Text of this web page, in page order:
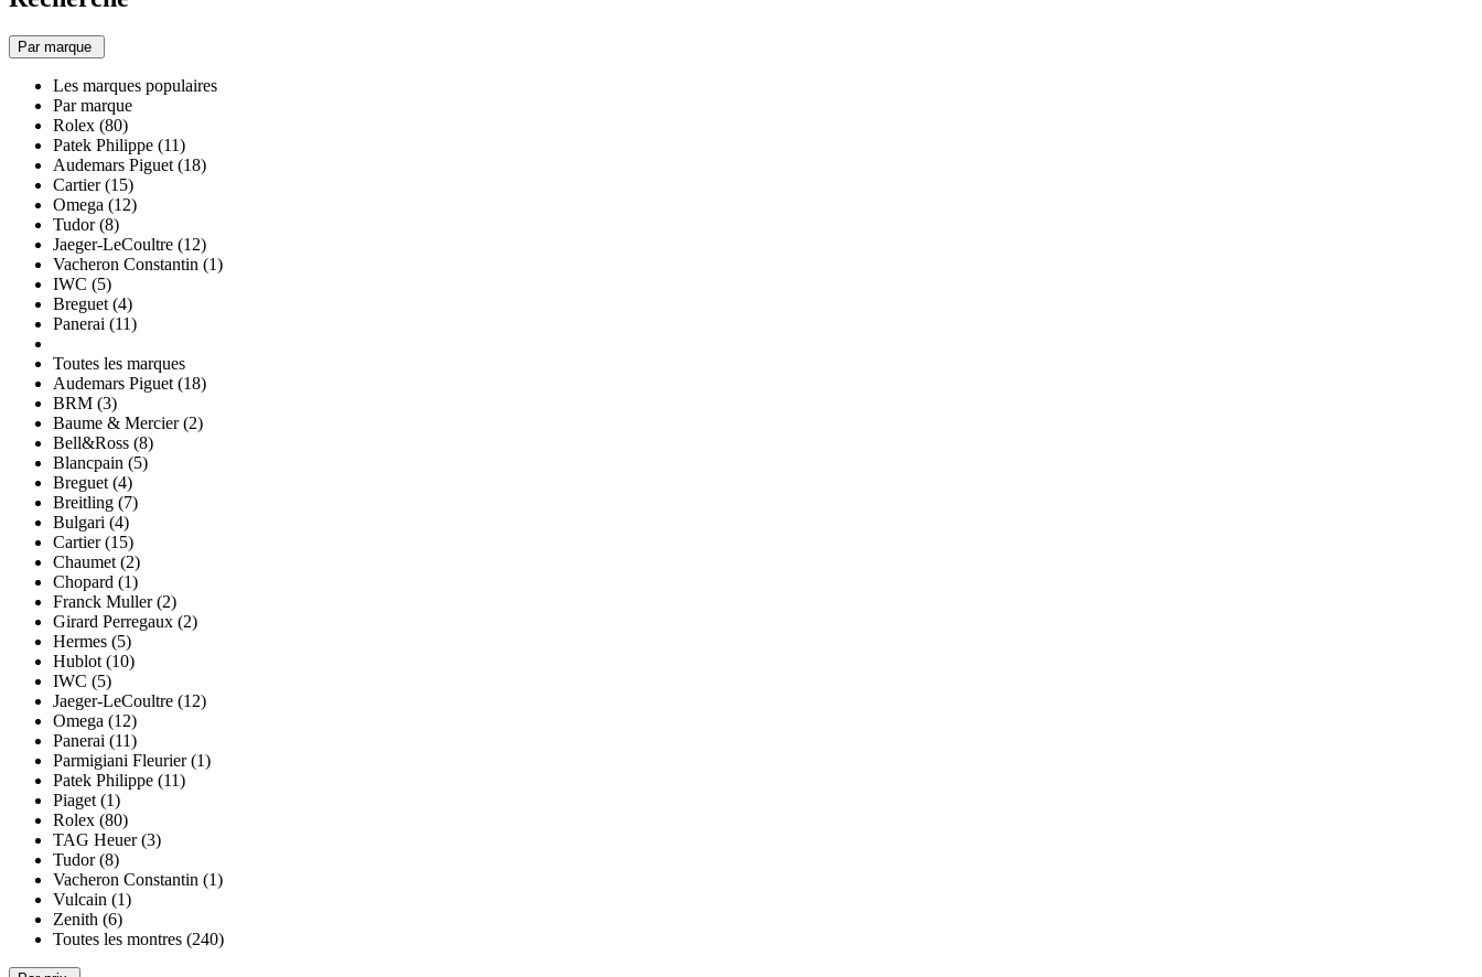
Par marque
Les marques populaires
Par marque
Rolex (80)
Patek Philippe (11)
Audemars Piguet (18)
Cartier (15)
Omega (12)
Tudor (8)
Jaeger-LeCoultre (12)
Vacheron Constantin (1)
IWC (5)
Breguet (4)
Panerai (11)
Toutes les marques
Audemars Piguet (18)
BRM (3)
Baume & Mercier (2)
Bell&Ross (8)
Blancpain (5)
Breguet (4)
Breitling (7)
Bulgari (4)
Cartier (15)
Chaumet (2)
Chopard (1)
Franck Muller (2)
Girard Perregaux (2)
Hermes (5)
Hublot (10)
IWC (5)
Jaeger-LeCoultre (12)
Omega (12)
Panerai (11)
Parmigiani Fleurier (1)
Patek Philippe (11)
Piaget (1)
Rolex (80)
TAG Heuer (3)
Tudor (8)
Vacheron Constantin (1)
Vulcain (1)
Zenith (6)
Toutes les montres (240)